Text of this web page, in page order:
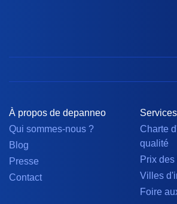
À propos de depanneo
Qui sommes-nous ?
Blog
Presse
Contact
Charte
qualité
Prix
Villes
Foire